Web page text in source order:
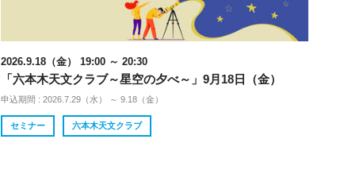
2026.9.18（金） 19:00 ～ 20:30
「六本木天文クラブ～星空の夕べ～」9月18日（金）
申込期間 : 2026.7.29（水） ～ 9.18（金）
セミナー 六本木天文クラブ